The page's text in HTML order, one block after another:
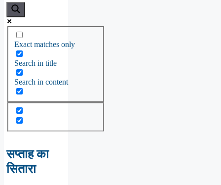
Exact matches only
Search in title
Search in content
सप्ताह का
सितारा